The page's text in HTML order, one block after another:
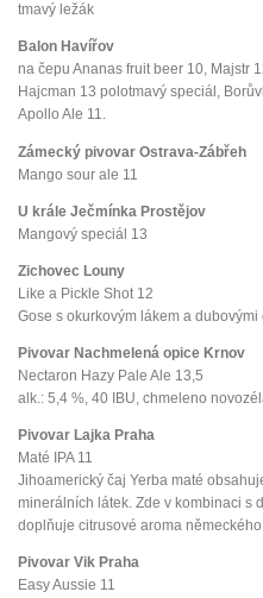
tmavý ležák
Balon Havířov
na čepu Ananas fruit beer 10, Majstr
Hajcman 13 polotmavý speciál,
Apollo Ale 11.
Zámecký pivovar Ostrava-Zábřeh
Mango sour ale 11
U krále Ječmínka Prostějov
Mangový speciál 13
Zichovec Louny
Like a Pickle Shot 12
Gose s okurkovým lákem a dubovými
Pivovar Nachmelená opice Krnov
Nectaron Hazy Pale Ale 13,5
alk.: 5,4 %, 40 IBU, chmeleno
Pivovar Lajka Praha
Maté IPA 11
Jihoamerický čaj Yerba maté
minerálních látek. Zde v kombinaci s
doplňuje citrusové aroma
Pivovar Vik Praha
Easy Aussie 11